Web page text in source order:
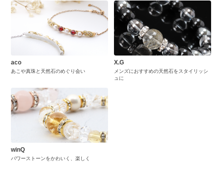
aco
あこや真珠と天然石のめぐり会い
X.G
メンズにおすすめの天然石をスタイリッシ
ュに
winQ
パワーストーンをかわいく、楽しく